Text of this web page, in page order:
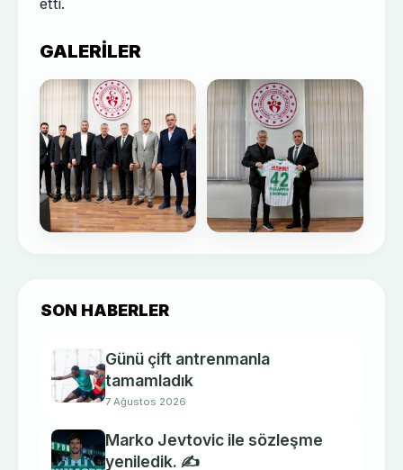
etti.
GALERILER
SON HABERLER
Günü çift antrenmanla
tamamladık
7 Ağustos 2026
Marko Jevtovic ile sözleşme
yeniledik. ✍️